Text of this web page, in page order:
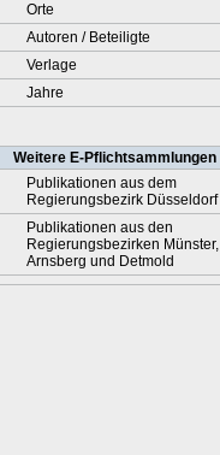
Orte
Autoren / Beteiligte
Verlage
Jahre
Weitere E-Pflichtsammlungen
Publikationen aus dem
Regierungsbezirk Düsseldorf
Publikationen aus den
Regierungsbezirken Münster,
Arnsberg und Detmold